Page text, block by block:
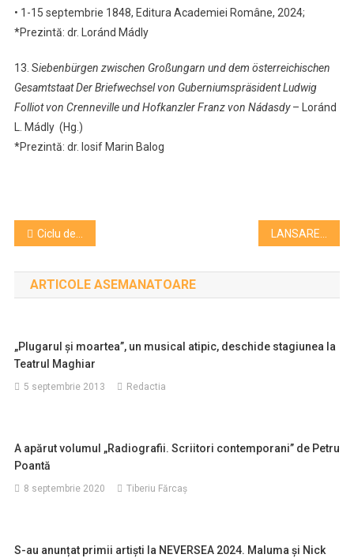
• 1-15 septembrie 1848, Editura Academiei Române, 2024;
*Prezintă: dr. Loránd Mádly
13.⁠ ⁠Siebenbürgen zwischen Großungarn und dem österreichischen
Gesamtstaat Der Briefwechsel von Guberniumspräsident Ludwig
Folliot von Crenneville und Hofkanzler Franz von Nádasdy– Loránd
L. Mádly (Hg.)
*Prezintă: dr. Iosif Marin Balog
Navigare
în
articole
Ciclu de conferinţe la Muzeul de Arta: „Între colecţia Virgil Cioflec şi exilul avangardei româneşti” LANSARE DE CARTE. „Mărturii asupra unui veac zbuciumat”, volum de amintiri al unui mare psiholog asuprit de comuniști
ARTICOLE ASEMANATOARE
„Plugarul şi moartea”, un musical atipic, deschide stagiunea la
Teatrul Maghiar
5 septembrie 2013 Redactia
A apărut volumul „Radiografii. Scriitori contemporani” de Petru
Poantă
8 septembrie 2020 Tiberiu Fărcaş
S-au anunțat primii artiști la NEVERSEA 2024. Maluma și Nick